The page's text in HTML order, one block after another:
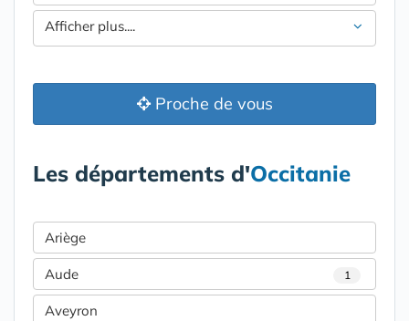
Afficher plus....
Proche de vous
Les départements d'Occitanie
Ariège
Aude 1
Aveyron